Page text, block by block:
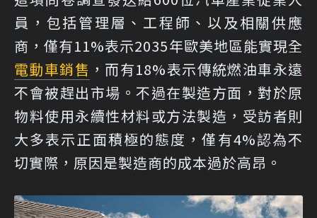
員，包括管理層、工程師、以及相關供應
商，僅有11%表示2035年歐美地區能實現全
電動車銷售 ，而有18%表示傳統燃油車永遠
不會被趕出市場。不過在製造方面，對於原
物料使用永續性材料或方法製造，受訪者則
大多表示正面積極的態度，僅有4%認為不
切實際，原因是製造商的成本過於高昂。